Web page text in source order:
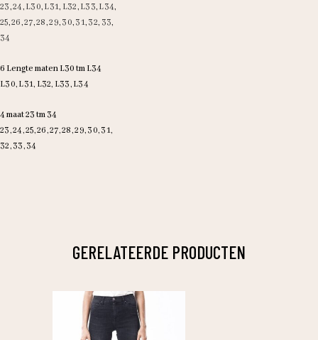
23,24, L30, L31, L32, L33, L34,
25,26,27,28,29, 30, 31, 32, 33,
34
6 Lengte maten L30 tm L34
L30, L31, L32, L33, L34
4 maat 23 tm 34
23, 24, 25, 26, 27, 28, 29, 30, 31,
32, 33, 34
GERELATEERDE PRODUCTEN